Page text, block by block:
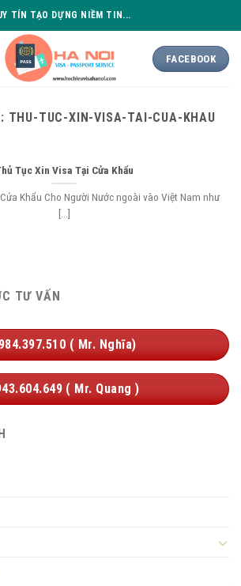
TÍN TẠO DỰNG NIỀM TIN...
FACEBOOK
THU-TUC-XIN-VISA-TAI-CUA-KHAU
Tục Xin Visa Tại Cửa Khẩu
Khẩu Cho Người Nước ngoài vào Việt Nam như
[...]
TƯ VẤN
( Mr. Nghĩa)
( Mr. Quang )